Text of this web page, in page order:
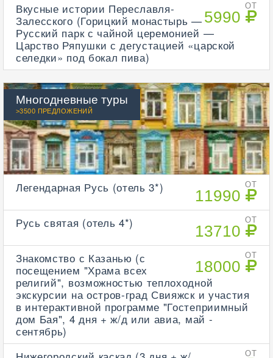
ОТ
5990
Вкусные истории Переславля-
Залесского (Горицкий монастырь —
Русский парк с чайной церемонией —
Царство Ряпушки с дегустацией «царской
селедки» под бокал пива)
Многодневные туры
>3500 ПРЕДЛОЖЕНИЙ
ОТ
11990
Легендарная Русь (отель 3*)
ОТ
13710
Русь святая (отель 4*)
ОТ
18000
Знакомство с Казанью (с
посещением "Храма всех
религий", возможностью теплоходной
экскурсии на остров-град Свияжск и участия
в интерактивной программе "Гостеприимный
дом Бая", 4 дня + ж/д или авиа, май -
сентябрь)
ОТ